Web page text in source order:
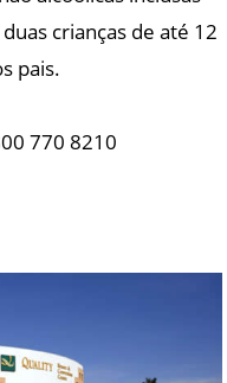
crianças de até 12
pais.
770 8210